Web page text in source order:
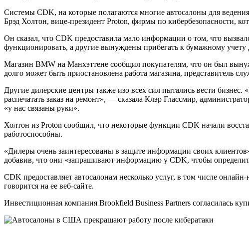
Системы CDK, на которые полагаются многие автосалоны для
Брэд Холтон, вице-президент Proton, фирмы по кибербезопасности,
Он сказал, что CDK предоставила мало информации о том, что
функционировать, а другие вынуждены прибегать к бумажному учету
Магазин BMW на Манхэттене сообщил покупателям, что он был
долго может быть приостановлена ​​работа магазина, представитель
Другие дилерские центры также изо всех сил пытались вести
распечатать заказ на ремонт», — сказала Клэр Глассмир,
«у нас связаны руки».
Холтон из Proton сообщил, что некоторые функции CDK начали
работоспособны.
«Дилеры очень заинтересованы в защите информации своих
добавив, что они «запрашивают информацию у CDK, чтобы
CDK предоставляет автосалонам несколько услуг, в том числе
говорится на ее веб-сайте.
Инвестиционная компания Brookfield Business Partners согласилась